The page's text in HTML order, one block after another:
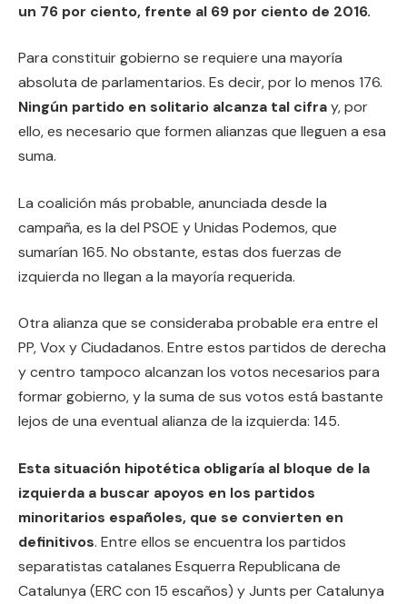
un 76 por ciento, frente al 69 por ciento de 2016.
Para constituir gobierno se requiere una mayoría
absoluta de parlamentarios. Es decir, por lo menos 176.
Ningún partido en solitario alcanza tal cifray, por
ello, es necesario que formen alianzas que lleguen a esa
suma.
La coalición más probable, anunciada desde la
campaña, es la del PSOE y Unidas Podemos, que
sumarían 165. No obstante, estas dos fuerzas de
izquierda no llegan a la mayoría requerida.
Otra alianza que se consideraba probable era entre el
PP, Vox y Ciudadanos. Entre estos partidos de derecha
y centro tampoco alcanzan los votos necesarios para
formar gobierno, y la suma de sus votos está bastante
lejos de una eventual alianza de la izquierda: 145.
Esta situación hipotética obligaría al bloque de la
izquierda a buscar apoyos en los partidos
minoritarios españoles, que se convierten en
definitivos. Entre ellos se encuentra los partidos
separatistas catalanes Esquerra Republicana de
Catalunya (ERC con 15 escaños) y Junts per Catalunya